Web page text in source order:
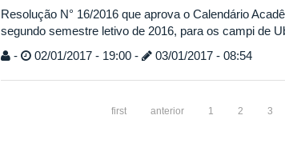
Resolução N° 16/2016 que aprova o Calendário
segundo semestre letivo de 2016, para os campi de
-
02/01/2017 - 19:00 - 03/01/2017 - 08:54
first anterior 1 2 3